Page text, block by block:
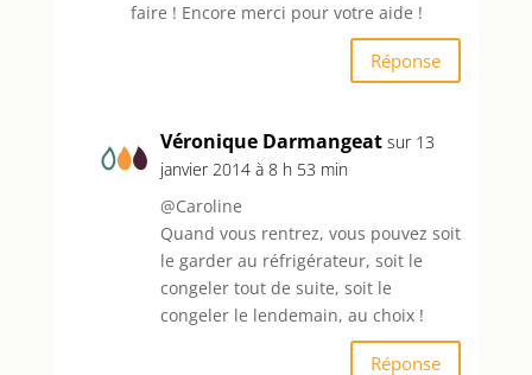
faire ! Encore merci pour votre aide !
Réponse
Véronique Darmangeat sur 13
janvier 2014 à 8 h 53 min
@Caroline
Quand vous rentrez, vous pouvez soit
le garder au réfrigérateur, soit le
congeler tout de suite, soit le
congeler le lendemain, au choix !
Réponse